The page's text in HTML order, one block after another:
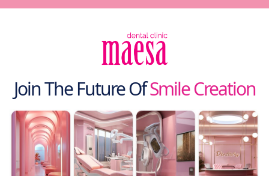
Join The Future OfSmile Creation